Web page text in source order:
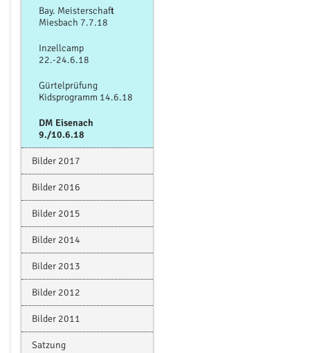
Bay. Meisterschaft
Miesbach 7.7.18
Inzellcamp
22.-24.6.18
Gürtelprüfung
Kidsprogramm 14.6.18
DM Eisenach
9./10.6.18
Bilder 2017
Bilder 2016
Bilder 2015
Bilder 2014
Bilder 2013
Bilder 2012
Bilder 2011
Satzung